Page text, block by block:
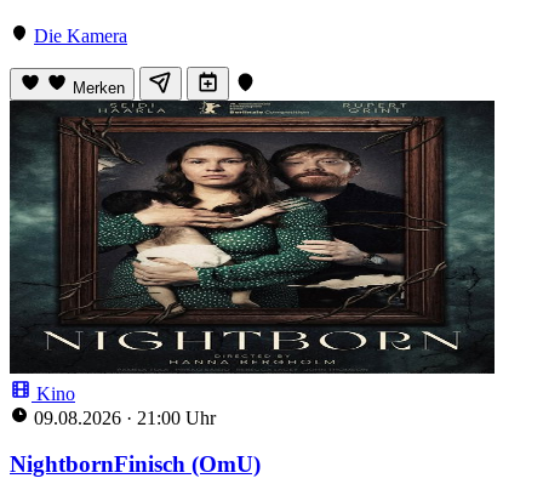
Die Kamera
Merken
Kino
09.08.2026 · 21:00 Uhr
NightbornFinisch (OmU)